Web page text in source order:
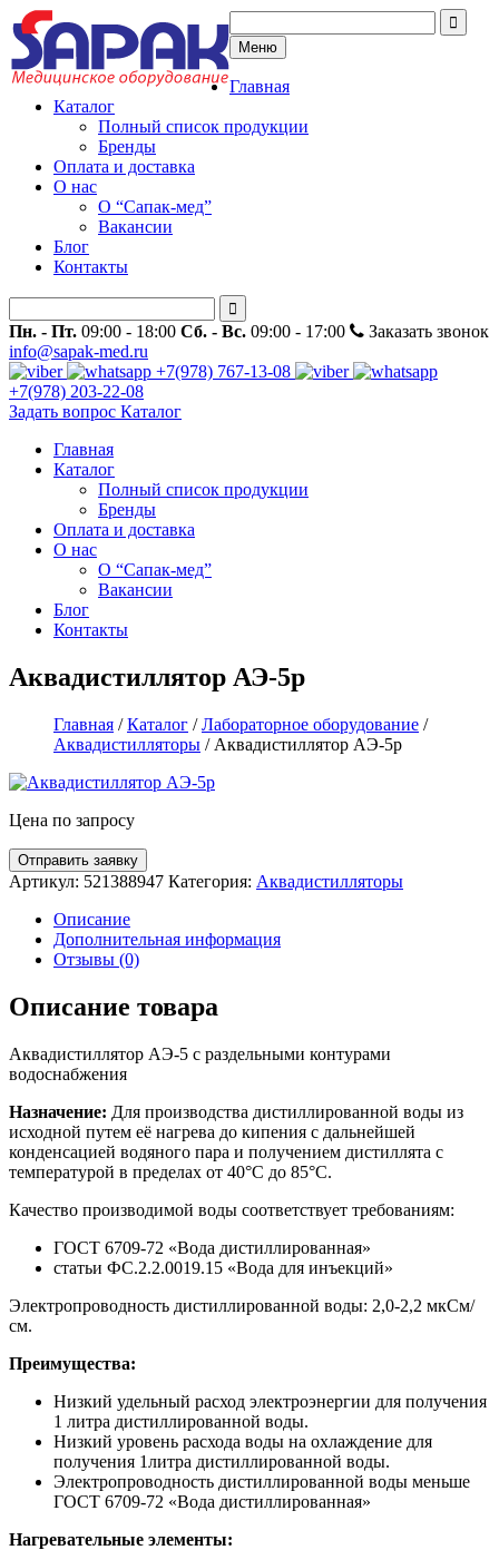
Меню
Главная
Каталог
Полный список продукции
Бренды
Оплата и доставка
О нас
О “Сапак-мед”
Вакансии
Блог
Контакты
Пн. - Пт. 09:00 - 18:00 Сб. - Вс. 09:00 - 17:00
Заказать звонок
info@sapak-med.ru
+7(978) 767-13-08
+7(978) 203-22-08
Задать вопрос Каталог
Главная
Каталог
Полный список продукции
Бренды
Оплата и доставка
О нас
О “Сапак-мед”
Вакансии
Блог
Контакты
Аквадистиллятор АЭ-5р
Главная /Каталог /Лабораторное оборудование /
Аквадистилляторы / Аквадистиллятор АЭ-5р
Цена по запросу
Артикул: 521388947 Категория: Аквадистилляторы
Описание
Дополнительная информация
Отзывы (0)
Описание товара
Аквадистиллятор АЭ-5 с раздельными контурами
водоснабжения
Назначение: Для производства дистиллированной воды из
исходной путем её нагрева до кипения с дальнейшей
конденсацией водяного пара и получением дистиллята с
температурой в пределах от 40°С до 85°С.
Качество производимой воды соответствует требованиям:
ГОСТ 6709-72 «Вода дистиллированная»
статьи ФС.2.2.0019.15 «Вода для инъекций»
Электропроводность дистиллированной воды: 2,0-2,2 мкСм/
см.
Преимущества:
Низкий удельный расход электроэнергии для получения
1 литра дистиллированной воды.
Низкий уровень расхода воды на охлаждение для
получения 1литра дистиллированной воды.
Электропроводность дистиллированной воды меньше
ГОСТ 6709-72 «Вода дистиллированная»
Нагревательные элементы: